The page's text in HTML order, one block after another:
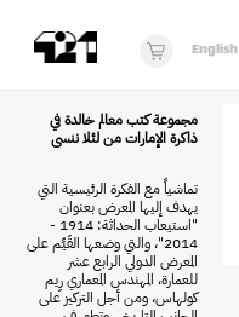
مجموعة كتب معالم خالدة في
ذاكرة الإمارات من لئلا ننسى
تماشياً مع الفكرة الرئيسية التي
يهدف إليها المعرض بعنوان
"استيعاب الحداثة: 1914 -
2014"، والتي وضعها القَيِّم على
المعرض الدولي الرابع عشر
للعمارة، المهندس المعماري رِيم
كولهاس، ومن أجل التركيز على
English